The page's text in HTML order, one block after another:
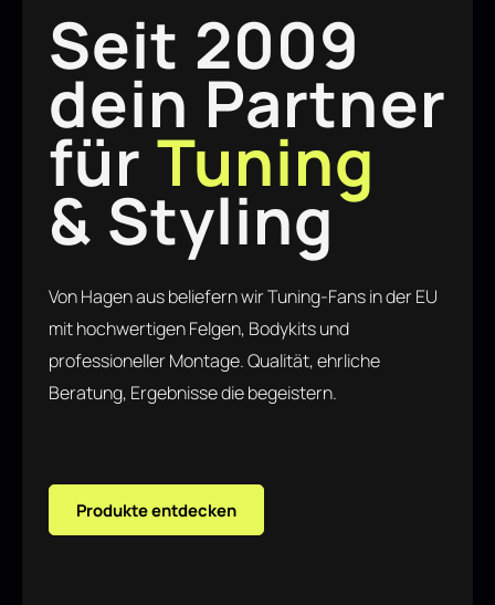
Seit 2009
dein Partner
für Tuning
& Styling
Von Hagen aus beliefern wir Tuning-Fans in der EU
mit hochwertigen Felgen, Bodykits und
professioneller Montage. Qualität, ehrliche
Beratung, Ergebnisse die begeistern.
Produkte entdecken